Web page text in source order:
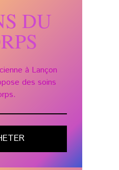
DU
à Lançon
des soins